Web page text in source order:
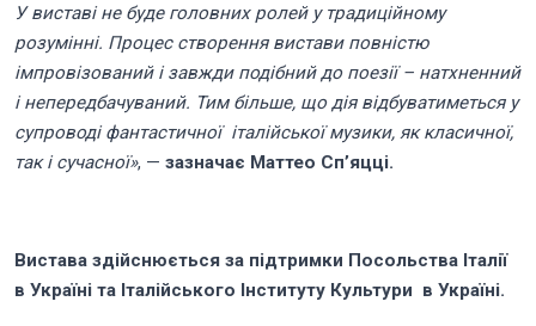
У виставі не буде головних ролей у традиційному
розумінні. Процес створення вистави повністю
імпровізований і завжди подібний до поезії – натхненний
і непередбачуваний. Тим більше, що дія відбуватиметься у
супроводі фантастичної італійської музики, як класичної,
так і сучасної», — зазначає Маттео Сп’яцці.
Вистава здійснюється за підтримки Посольства Італії
в Україні та Італійського Інституту Культури в Україні.